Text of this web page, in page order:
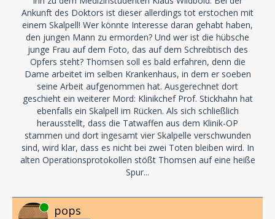
Ankunft des Doktors ist dieser allerdings tot erstochen mit
einem Skalpell! Wer könnte Interesse daran gehabt haben,
den jungen Mann zu ermorden? Und wer ist die hübsche
junge Frau auf dem Foto, das auf dem Schreibtisch des
Opfers steht? Thomsen soll es bald erfahren, denn die
Dame arbeitet im selben Krankenhaus, in dem er soeben
seine Arbeit aufgenommen hat. Ausgerechnet dort
geschieht ein weiterer Mord: Klinikchef Prof. Stickhahn hat
ebenfalls ein Skalpell im Rücken. Als sich schließlich
herausstellt, dass die Tatwaffen aus dem Klinik-OP
stammen und dort ingesamt vier Skalpelle verschwunden
sind, wird klar, dass es nicht bei zwei Toten bleiben wird. In
alten Operationsprotokollen stößt Thomsen auf eine heiße
Spur...
Online pops